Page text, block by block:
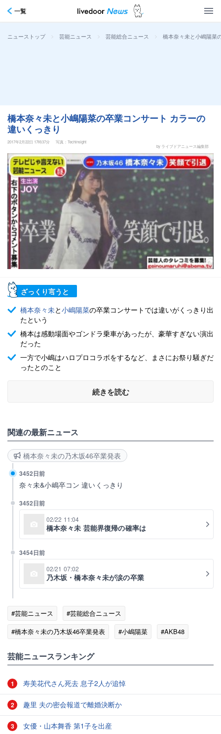
一覧
ニューストップ > 芸能ニュース > 芸能総合ニュース > 橋本奈々未と小嶋陽菜
橋本奈々未と小嶋陽菜の卒業コンサート カラーの
違いくっきり
2017年2月22日 17時37分
写真：Techinsight
by ライブドアニュース編集部
ざっくり言うと
橋本奈々未と小嶋陽菜の卒業コンサートでは違いがくっきり出
たという
橋本は感動場面やゴンドラ乗車があったが、豪華すぎない演出
だった
一方で小嶋はハロプロコラボをするなど、まさにお祭り騒ぎだ
ったとのこと
続きを読む
関連の最新ニュース
橋本奈々未の乃木坂46卒業発表
3452日前
奈々未&小嶋卒コン 違いくっきり
3452日前
02/22 11:04
橋本奈々未 芸能界復帰の確率は
3454日前
02/21 07:02
乃木坂・橋本奈々未が涙の卒業
#芸能ニュース
#芸能総合ニュース
#橋本奈々未の乃木坂46卒業発表
#小嶋陽菜
#AKB48
芸能ニュースランキング
1 寿美花代さん死去 息子2人が追悼
2 趣里 夫の密会報道で離婚決断か
3 女優・山本舞香 第1子を出産